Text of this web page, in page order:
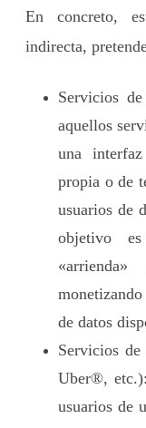
En concreto,
indirecta,
Servicios
aquellos
una
propia o de
usuarios de
objetivo
de datos
Servicios
Uber®,
usuarios de